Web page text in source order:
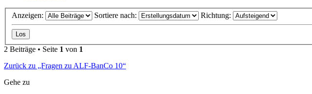
Anzeigen: Sortiere nach: Richtung:
2 Beiträge • Seite 1 von 1
Zurück zu „Fragen zu ALF-BanCo 10“
Gehe zu